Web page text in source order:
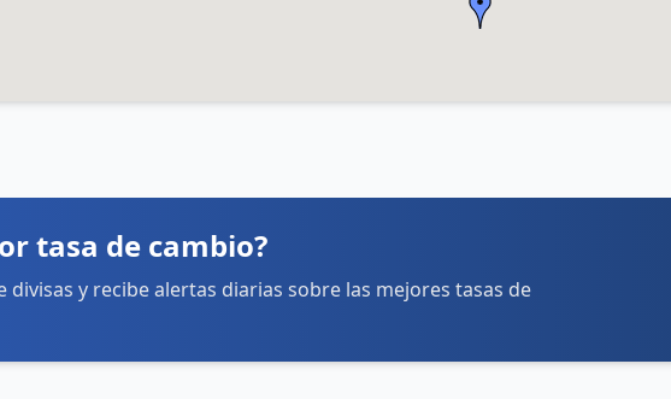
lunes: 9:30–17:30
viernes: 9:30–17:30
Cómo llegar
tasa de cambio?
y recibe alertas diarias sobre las mejores tasas de